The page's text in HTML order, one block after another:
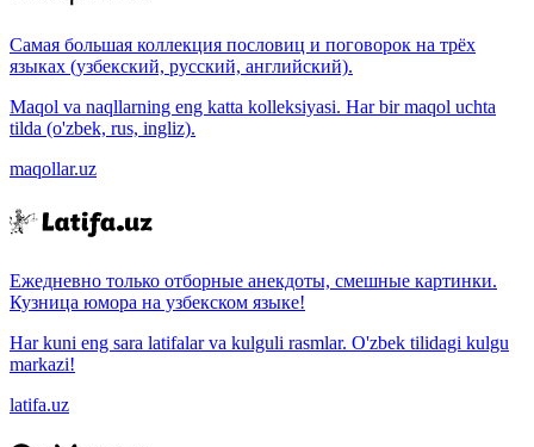
Самая большая коллекция пословиц и поговорок на трёх
языках (узбекский, русский, английский).
Maqol va naqllarning eng katta kolleksiyasi. Har bir maqol uchta
tilda (o'zbek, rus, ingliz).
maqollar.uz
Ежедневно только отборные анекдоты, смешные картинки.
Кузница юмора на узбекском языке!
Har kuni eng sara latifalar va kulguli rasmlar. O'zbek tilidagi kulgu
markazi!
latifa.uz